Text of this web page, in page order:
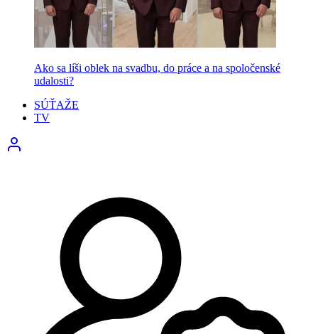
Ako sa líši oblek na svadbu, do práce a na spoločenské
udalosti?
SÚŤAŽE
TV